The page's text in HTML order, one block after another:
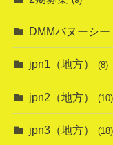
DMMバヌーシー
jpn1（地方） (8)
jpn2（地方） (10)
jpn3（地方） (18)